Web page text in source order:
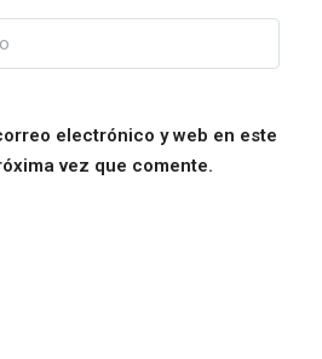
electrónico y web en este
vez que comente.